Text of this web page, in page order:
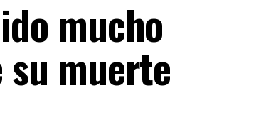
mucho
su muerte